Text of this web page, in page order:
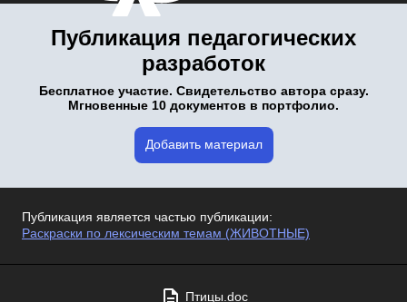
Публикация педагогических
разработок
Бесплатное участие. Свидетельство автора сразу.
Мгновенные 10 документов в портфолио.
Добавить материал
Публикация является частью публикации:
Раскраски по лексическим темам (ЖИВОТНЫЕ)
Птицы.doc